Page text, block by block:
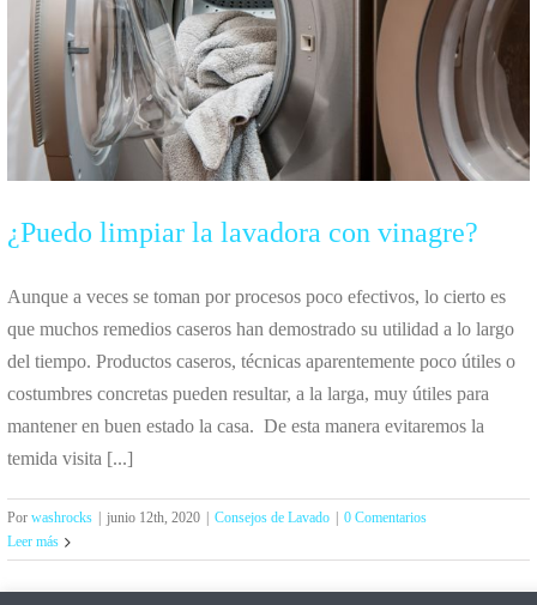
¿Puedo limpiar la lavadora con vinagre?
Aunque a veces se toman por procesos poco efectivos, lo cierto es
que muchos remedios caseros han demostrado su utilidad a lo largo
del tiempo. Productos caseros, técnicas aparentemente poco útiles o
costumbres concretas pueden resultar, a la larga, muy útiles para
mantener en buen estado la casa. De esta manera evitaremos la
temida visita [...]
Por washrocks junio 12th, 2020 Consejos de Lavado
0 Comentarios
Leer más